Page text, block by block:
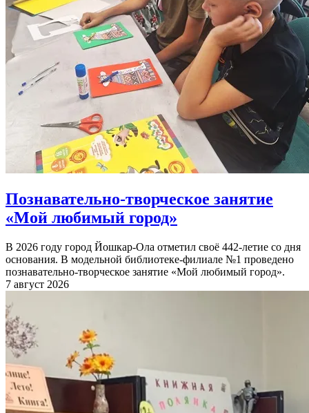
Познавательно-творческое занятие
«Мой любимый город»
В 2026 году город Йошкар-Ола отметил своё 442-летие со дня
основания. В модельной библиотеке-филиале №1 проведено
познавательно-творческое занятие «Мой любимый город».
7 август 2026